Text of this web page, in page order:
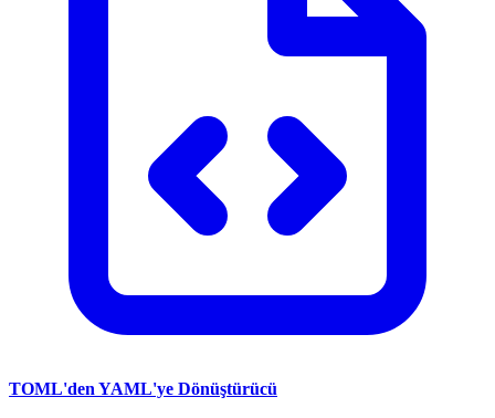
TOML'den YAML'ye Dönüştürücü